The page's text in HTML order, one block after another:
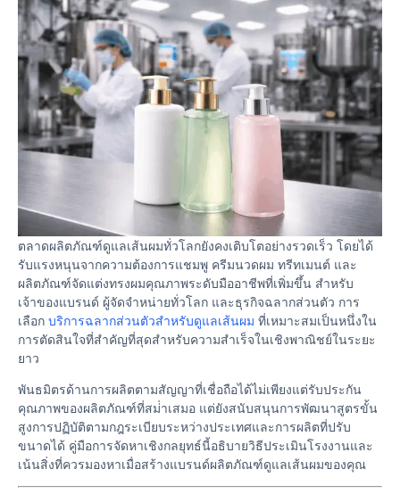
ตลาดผลิตภัณฑ์ดูแลเส้นผมทั่วโลกยังคงเติบโตอย่างรวดเร็ว โดยได้
รับแรงหนุนจากความต้องการแชมพู ครีมนวดผม ทรีทเมนต์ และ
ผลิตภัณฑ์จัดแต่งทรงผมคุณภาพระดับมืออาชีพที่เพิ่มขึ้น สําหรับ
เจ้าของแบรนด์ ผู้จัดจําหน่ายทั่วโลก และธุรกิจฉลากส่วนตัว การ
เลือก บริการฉลากส่วนตัวสําหรับดูแลเส้นผม ที่เหมาะสมเป็นหนึ่งใน
การตัดสินใจที่สําคัญที่สุดสําหรับความสําเร็จในเชิงพาณิชย์ในระยะ
ยาว
พันธมิตรด้านการผลิตตามสัญญาที่เชื่อถือได้ไม่เพียงแต่รับประกัน
คุณภาพของผลิตภัณฑ์ที่สม่ําเสมอ แต่ยังสนับสนุนการพัฒนาสูตรขั้น
สูงการปฏิบัติตามกฎระเบียบระหว่างประเทศและการผลิตที่ปรับ
ขนาดได้ คู่มือการจัดหาเชิงกลยุทธ์นี้อธิบายวิธีประเมินโรงงานและ
เน้นสิ่งที่ควรมองหาเมื่อสร้างแบรนด์ผลิตภัณฑ์ดูแลเส้นผมของคุณ